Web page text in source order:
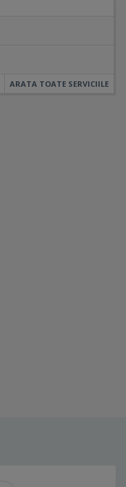
ARATA TOATE SERVICIILE